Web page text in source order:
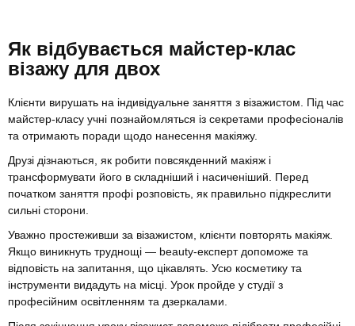
Як відбувається майстер-клас
візажу для двох
Клієнти вирушать на індивідуальне заняття з візажистом. Під час
майстер-класу учні познайомляться із секретами професіоналів
та отримають поради щодо нанесення макіяжу.
Друзі дізнаються, як робити повсякденний макіяж і
трансформувати його в складніший і насиченіший. Перед
початком заняття профі розповість, як правильно підкреслити
сильні сторони.
Уважно простеживши за візажистом, клієнти повторять макіяж.
Якщо виникнуть труднощі — beauty-експерт допоможе та
відповість на запитання, що цікавлять. Усю косметику та
інструменти видадуть на місці. Урок пройде у студії з
професійним освітленням та дзеркалами.